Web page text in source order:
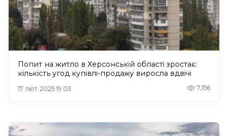
Попит на житло в Херсонській області зростає:
кількість угод купівлі-продажу виросла вдвічі
17 лют. 2025 19:03 7,156